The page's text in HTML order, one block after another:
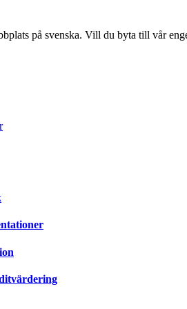
på svenska. Vill du byta till vår